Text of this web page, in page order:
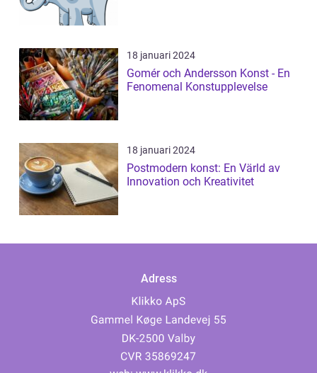
18 januari 2024
Gomér och Andersson Konst - En
Fenomenal Konstupplevelse
18 januari 2024
Postmodern konst: En Värld av
Innovation och Kreativitet
Adress